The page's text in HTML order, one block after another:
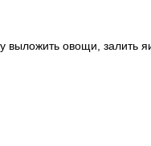
выложить овощи, залить